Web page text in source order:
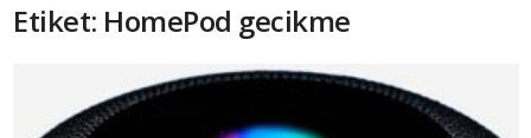
Etiket: HomePod gecikme